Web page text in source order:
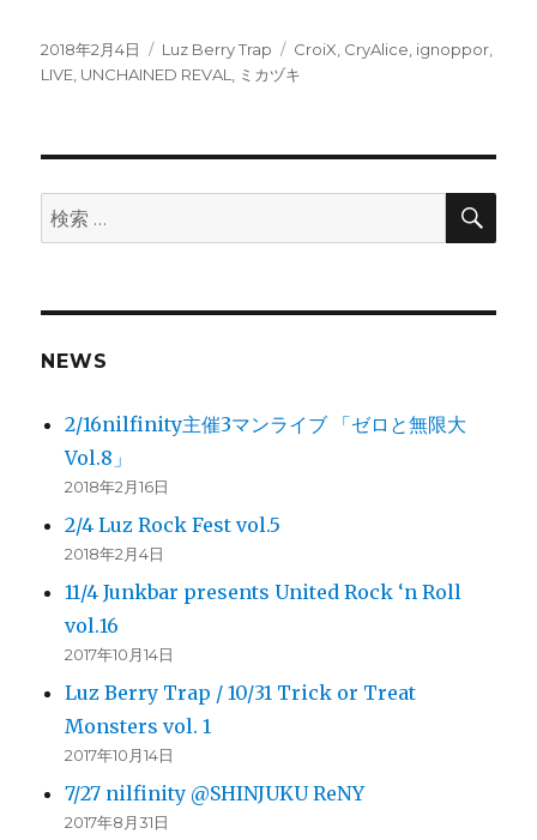
投
稿
2018年2月4日
カ
テ
Luz Berry Trap
タ
グ
CroiX CryAlice ignoppor
LIVE UNCHAINED REVAL ミカヅキ
検
索:
検
NEWS
2/16nilfinity主催3マンライブ 「ゼロと無限大
Vol.8」
2018年2月16日
2/4 Luz Rock Fest vol.5
2018年2月4日
11/4 Junkbar presents United Rock ‘n Roll
vol.16
2017年10月14日
Luz Berry Trap / 10/31 Trick or Treat
Monsters vol. 1
2017年10月14日
7/27 nilfinity @SHINJUKU ReNY
2017年8月31日